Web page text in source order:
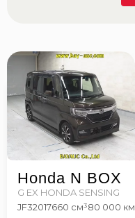
Honda N BOX
G EX HONDA SENSING
JF32017660 см³80 000 км.